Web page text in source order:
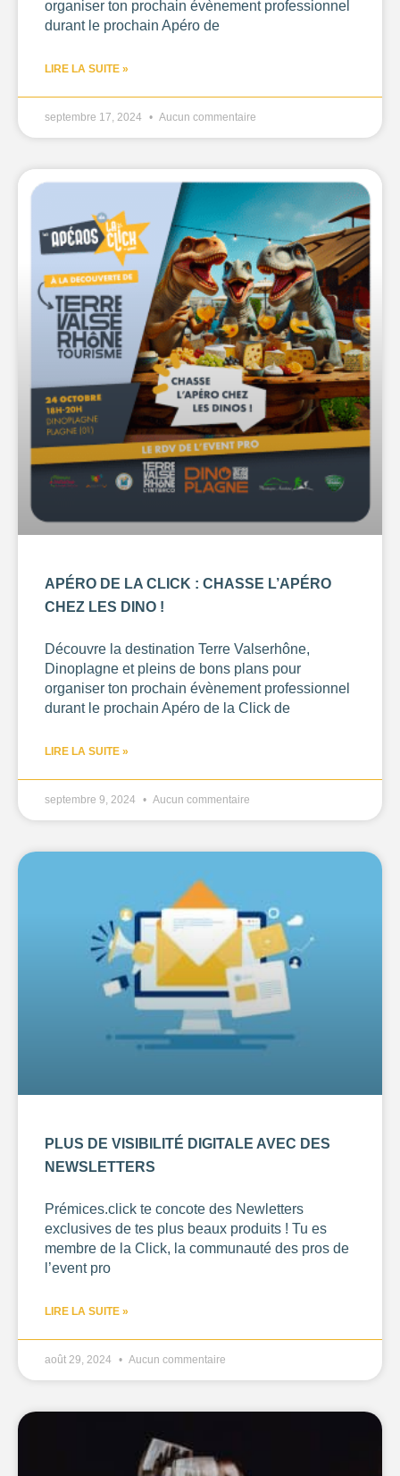
organiser ton prochain évènement professionnel
durant le prochain Apéro de
LIRE LA SUITE »
septembre 17, 2024 Aucun commentaire
APÉRO DE LA CLICK : CHASSE L’APÉRO
CHEZ LES DINO !
Découvre la destination Terre Valserhône,
Dinoplagne et pleins de bons plans pour
organiser ton prochain évènement professionnel
durant le prochain Apéro de la Click de
LIRE LA SUITE »
septembre 9, 2024 Aucun commentaire
PLUS DE VISIBILITÉ DIGITALE AVEC DES
NEWSLETTERS
Prémices.click te concote des Newletters
exclusives de tes plus beaux produits ! Tu es
membre de la Click, la communauté des pros de
l’event pro
LIRE LA SUITE »
août 29, 2024 Aucun commentaire